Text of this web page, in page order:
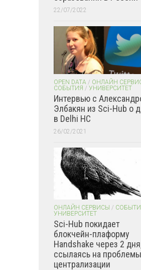
22/07/2022
OPEN DATA / ОНЛАЙН
СОБЫТИЯ / УНИВЕРСИТЕТ
Интервью с
Элбакян из Sci-Hub о
в Delhi HC
26/02/2021
ОНЛАЙН СЕРВИСЫ /
УНИВЕРСИТЕТ
Sci-Hub покидает
блокчейн-плаформу
Handshake через 2
ссылаясь на проблемы
централизации